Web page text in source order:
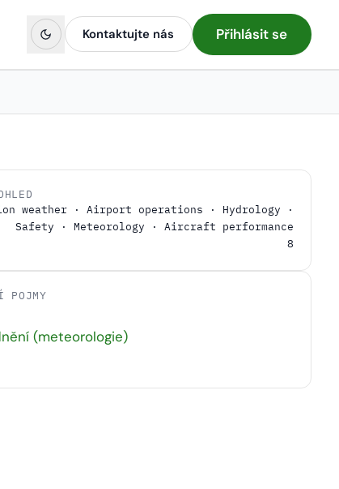
Kontaktujte nás Přihlásit se
weather · Airport operations · Hydrology ·
Safety · Meteorology · Aircraft performance
8
POJMY
(meteorologie)